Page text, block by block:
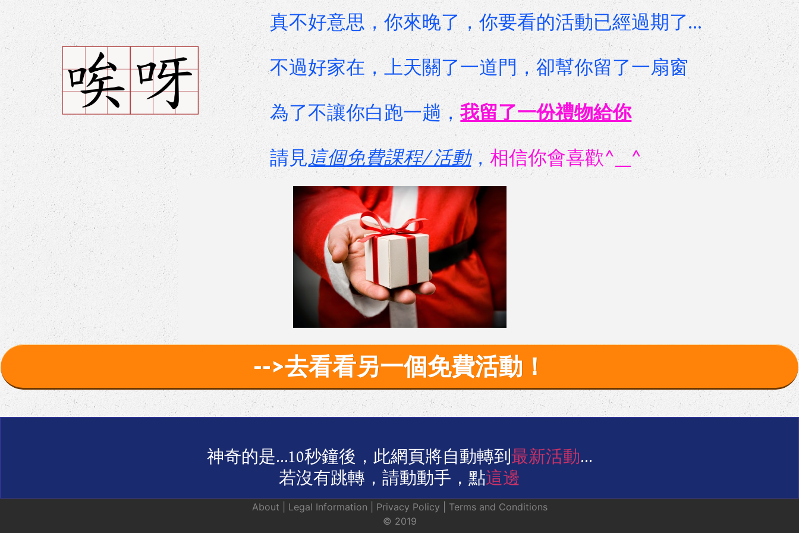
真不好意思，你來晚了，你要看的活動​已經過期了…
不過好家在，上天關了一道門，卻幫你留了一扇窗
​為了不讓你白跑一趟，我留了一份禮物給你
請見這個免費課程/ 活動，相信你會喜歡^__^
​-->去看看另一個免費活動！
神奇的是…​10秒鐘後，此網頁將自動轉到 最新活動…
若沒有跳轉，請動動手，點這邊
About | Legal Information | Privacy Policy | Terms and Conditions
© 201​​9